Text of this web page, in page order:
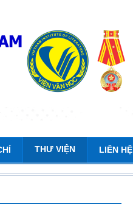
THƯ VIỆN LIÊN HỆ